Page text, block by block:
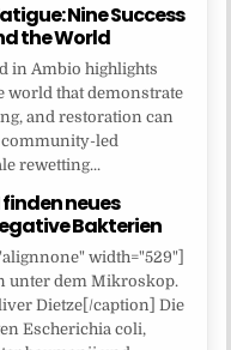
Nine Success
the World
in Ambio highlights
world that demonstrate
and restoration can
community-led
rewetting...
finden neues
Bakterien
width="529"]
unter dem Mikroskop.
Dietze[/caption] Die
Escherichia coli,